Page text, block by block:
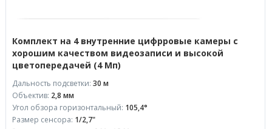
Комплект на 4 внутренние цифрровые камеры с
хорошим качеством видеозаписи и высокой
цветопередачей (4 Мп)
Дальность подсветки: 30 м
Объектив: 2,8 мм
Угол обзора горизонтальный: 105,4°
Размер сенсора: 1/2,7"